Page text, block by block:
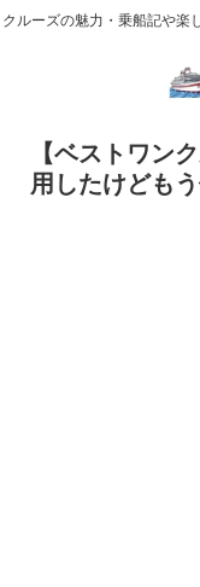
クルーズの魅力・乗船記や楽
【ベストワン
用したけども